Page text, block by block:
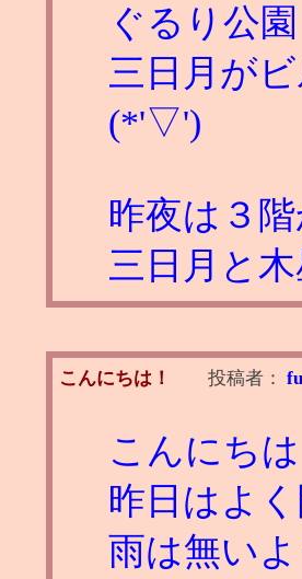
ぐるり公
三日月が
(*'▽')
昨夜は３
三日月と
こんにちは！ 投稿者：
こんにちは
昨日はよ
雨は無いよ